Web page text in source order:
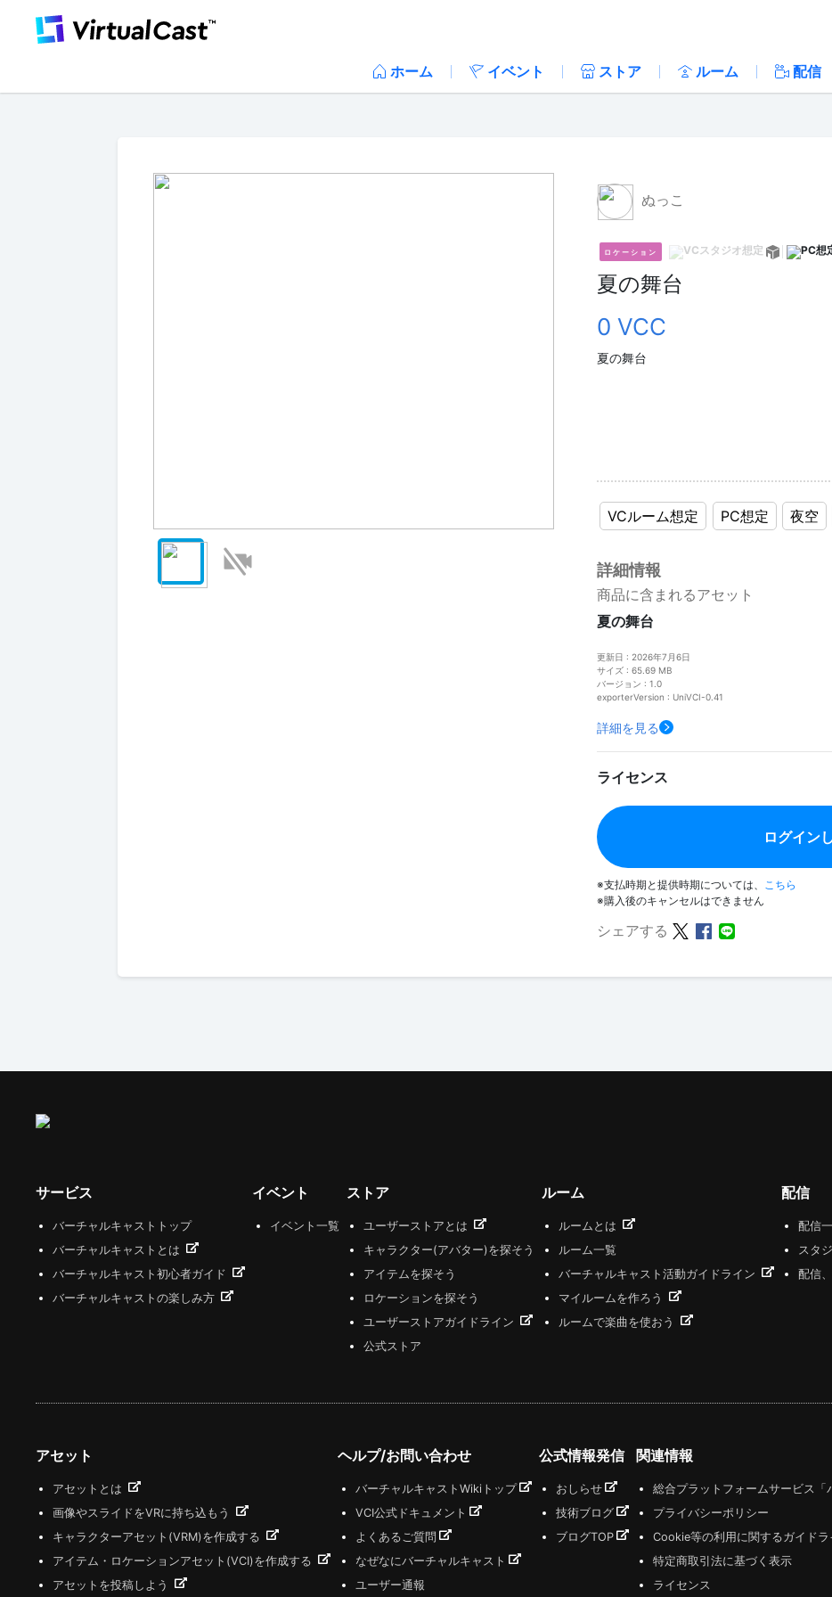
ホーム イベント ストア ルーム 配信
ぬっこ
ロケーション
夏の舞台
0 VCC
夏の舞台
VCルーム想定 PC想定 夜空
詳細情報
商品に含まれるアセット
夏の舞台
更新日 : 2026年7月6日
サイズ : 65.69 MB
バージョン : 1.0
exporterVersion : UniVCI-0.41
詳細を見る
ライセンス
ログイン
※支払時期と提供時期については、 こちら
※購入後のキャンセルはできません
シェアする
サービス
バーチャルキャストトップ
バーチャルキャストとは
バーチャルキャスト初心者ガイド
バーチャルキャストの楽しみ方
イベント
イベント一覧
ストア
ユーザーストアとは
キャラクター(アバター)を探そう
アイテムを探そう
ロケーションを探そう
ユーザーストアガイドライン
公式ストア
ルーム
ルームとは
ルーム一覧
バーチャルキャスト活動ガイドライン
マイルームを作ろう
ルームで楽曲を使おう
配信
配信
スタ
配信
アセット
アセットとは
画像やスライドをVRに持ち込もう
キャラクターアセット(VRM)を作成する
アイテム・ロケーションアセット(VCI)を作成する
アセットを投稿しよう
ヘルプ/お問い合わせ
バーチャルキャストWikiトップ
VCI公式ドキュメント
よくあるご質問
なぜなにバーチャルキャスト
ユーザー通報
公式情報発信
おしらせ
技術ブログ
ブログTOP
関連情報
総合プラットフォームサービス
プライバシーポリシー
Cookie等の利用に関するガイドラ
特定商取引法に基づく表示
ライセンス